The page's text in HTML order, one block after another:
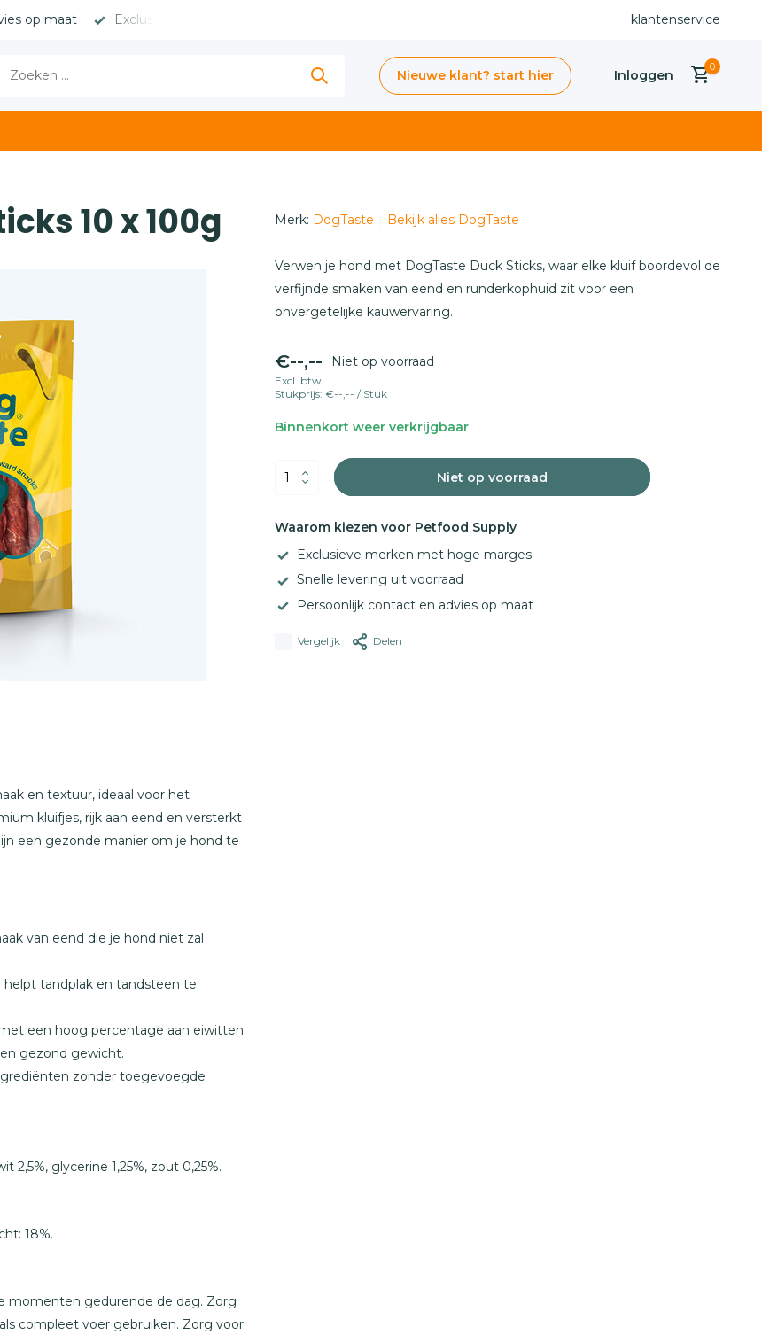
op maat Exclusieve merken met hoge marges klantenservice
Nieuwe klant? start hier Inloggen
0
10 x 100g
en textuur, ideaal voor het
kluifjes, rijk aan eend en versterkt
een gezonde manier om je hond te
van eend die je hond niet zal
tandplak en tandsteen te
een hoog percentage aan eiwitten.
gezond gewicht.
zonder toegevoegde
2,5%, glycerine 1,25%, zout 0,25%.
18%.
momenten gedurende de dag. Zorg
compleet voer gebruiken. Zorg voor
Merk: DogTaste Bekijk alles DogTaste
Verwen je hond met DogTaste Duck Sticks, waar elke kluif boordevol de
verfijnde smaken van eend en runderkophuid zit voor een
onvergetelijke kauwervaring.
€--,-- Niet op voorraad
Excl. btw
Stukprijs: €--,-- / Stuk
Binnenkort weer verkrijgbaar
Niet op voorraad
Waarom kiezen voor Petfood Supply
Exclusieve merken met hoge marges
Snelle levering uit voorraad
Persoonlijk contact en advies op maat
Vergelijk Delen